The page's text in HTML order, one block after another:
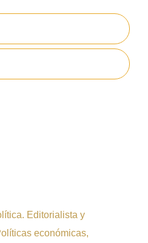
Editorialista y
económicas,